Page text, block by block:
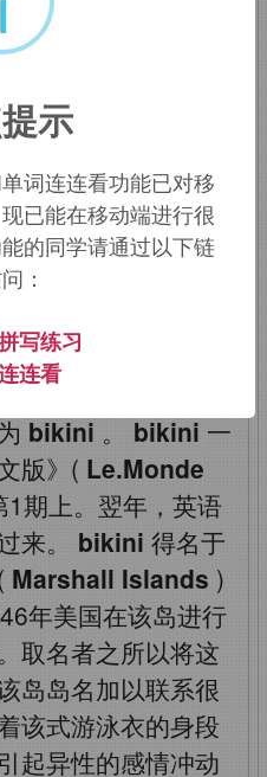
。后该词形容美女
式女游泳衣
段式女游泳衣首次
会上引起了极大的
取名
bikini 。 bikini 一
版》( Le.Monde
1期上。翌年，英语
来。 bikini 得名于
Marshall Islands )
年美国在该岛进行
取名者之所以将这
岛岛名加以联系很
该式游泳衣的身段
起异性的感情冲动
示
词连连看功能已对移
已能在移动端进行很
的同学请通过以下链
：
写练习
连看